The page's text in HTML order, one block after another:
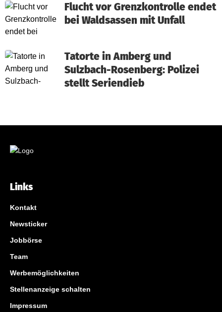
Flucht vor Grenzkontrolle endet
bei Waldsassen mit Unfall
Tatorte in Amberg und
Sulzbach-Rosenberg: Polizei
stellt Seriendieb
Links
Kontakt
Newsticker
Jobbörse
Team
Werbemöglichkeiten
Stellenanzeige schalten
Impressum